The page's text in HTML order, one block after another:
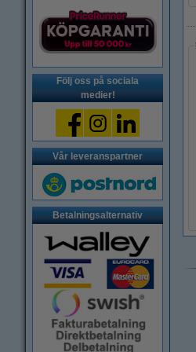
Följ oss på sociala
medier!
Vår leveranspartner
Betalningsalternativ